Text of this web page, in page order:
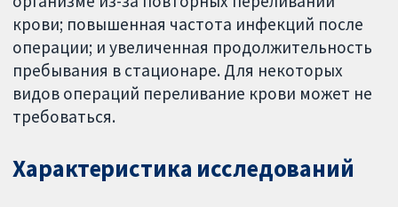
крови; повышенная частота инфекций после
операции; и увеличенная продолжительность
пребывания в стационаре. Для некоторых
видов операций переливание крови может не
требоваться.
Характеристика исследований